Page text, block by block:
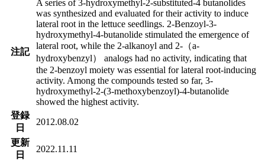
注記
A series of 3-hydroxymethyl-2-substituted-4 butanolides
was synthesized and evaluated for their activity to induce
lateral root in the lettuce seedlings. 2-Benzoyl-3-
hydroxymethyl-4-butanolide stimulated the emergence of
lateral root, while the 2-alkanoyl and 2-（a-
hydroxybenzyl） analogs had no activity, indicating that
the 2-benzoyl moiety was essential for lateral root-inducing
activity. Among the compounds tested so far, 3-
hydroxymethyl-2-(3-methoxybenzoyl)-4-butanolide
showed the highest activity.
登録
日
2012.08.02
更新
日
2022.11.11